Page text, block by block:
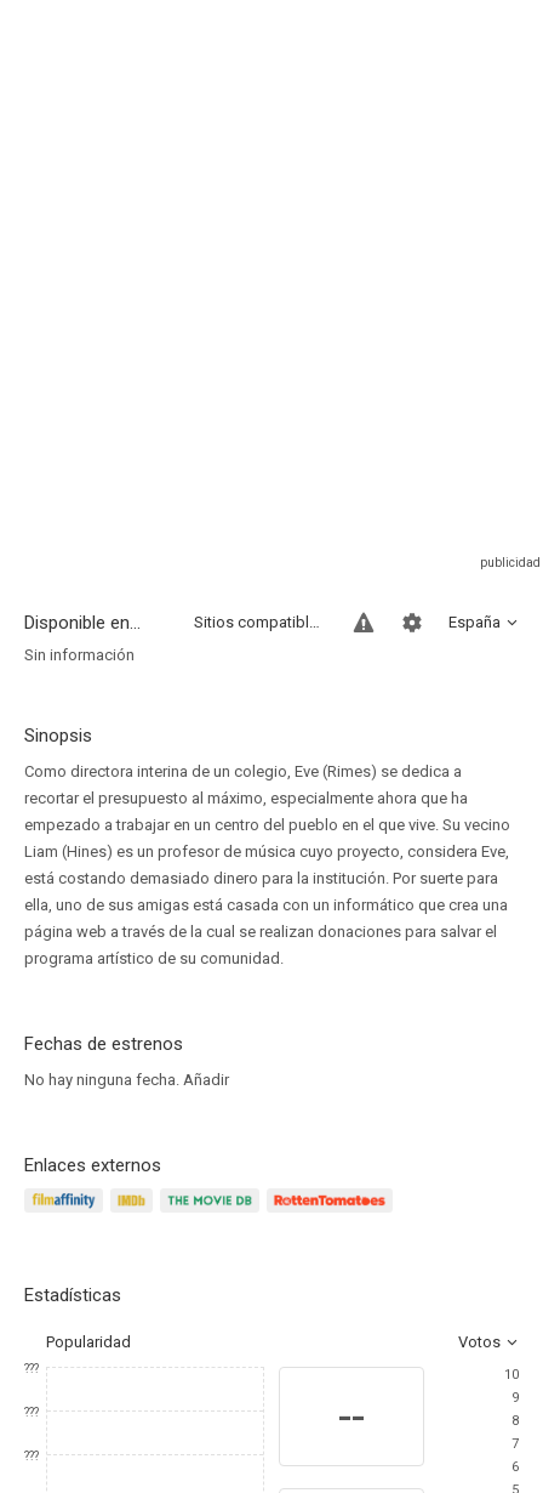
Disponible en... España
Sitios compatibles
Sin información
Sinopsis
Como directora interina de un colegio, Eve (Rimes) se dedica a
recortar el presupuesto al máximo, especialmente ahora que ha
empezado a trabajar en un centro del pueblo en el que vive. Su vecino
Liam (Hines) es un profesor de música cuyo proyecto, considera Eve,
está costando demasiado dinero para la institución. Por suerte para
ella, uno de sus amigas está casada con un informático que crea una
página web a través de la cual se realizan donaciones para salvar el
programa artístico de su comunidad.
Fechas de estrenos
No hay ninguna fecha. Añadir
Enlaces externos
Estadísticas
Popularidad Votos
???
???
???
--
10
9
8
7
6